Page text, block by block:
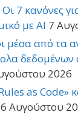
7 κανόνες
με AI 7
μέσα από τα
δεδομένων
2026
as Code»
6 Αυγούστου